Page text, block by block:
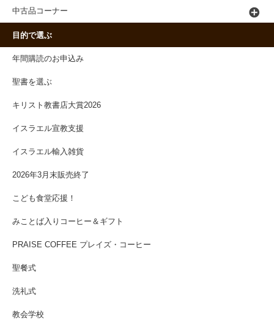
中古品コーナー
目的で選ぶ
年間購読のお申込み
聖書を選ぶ
キリスト教書店大賞2026
イスラエル宣教支援
イスラエル輸入雑貨
2026年3月末販売終了
こども食堂応援！
みことば入りコーヒー＆ギフト
PRAISE COFFEE プレイズ・コーヒー
聖餐式
洗礼式
教会学校